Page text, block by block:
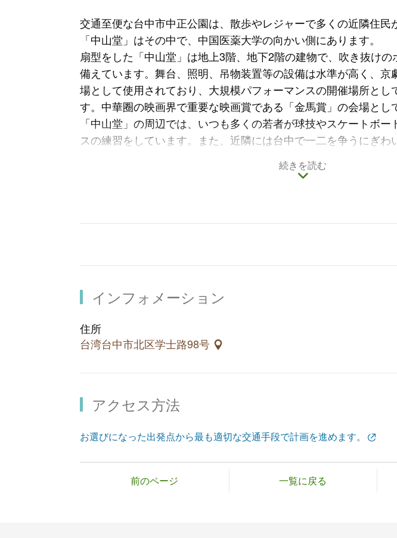
交通至便な台中市中正公園は、散歩やレジャーで多くの近隣住民
「中山堂」はその中で、中国医薬大学の向かい側にあります。
扇型をした「中山堂」は地上3階、地下2階の建物で、吹き抜け
備えています。舞台、照明、吊物装置等の設備は水準が高く、京
場として使用されており、大規模パフォーマンスの開催場所と
す。中華圈の映画界で重要な映画賞である「金馬賞」の会場とし
「中山堂」の周辺では、いつも多くの若者が球技やスケートボ
スの練習をしています。また、近隣には台中で一二を争うにぎわ
続きを読む
インフォメーション
住所
台湾台中市北区学士路98号
アクセス方法
お選びになった出発点から最も適切な交通手段で計画を進めます。
前のページ 一覧に戻る